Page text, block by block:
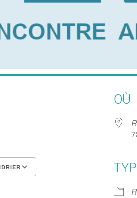
Calendrier Google
OÙ